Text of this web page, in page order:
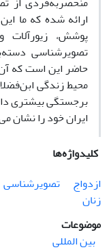
ارائه شده که ما
پوشش،
تصویرشناسی
حاضر این است که
محیط زندگی
برجستگی بیشتری
ایران خود را نشان
کلیدواژه‌ها
ازدواج
تصویرشناسی
زنان
موضوعات
بین المللی